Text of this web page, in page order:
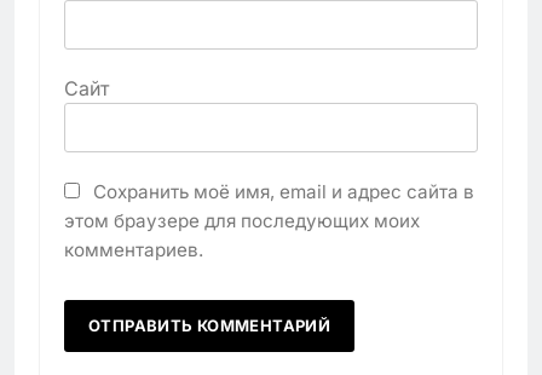
Сайт
Сохранить моё имя, email и адрес сайта в
этом браузере для последующих моих
комментариев.